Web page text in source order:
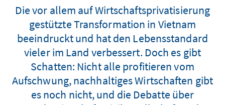
Die vor allem auf Wirtschaftsprivatisierung
gestützte Transformation in Vietnam
beeindruckt und hat den Lebensstandard
vieler im Land verbessert. Doch es gibt
Schatten: Nicht alle profitieren vom
Aufschwung, nachhaltiges Wirtschaften gibt
es noch nicht, und die Debatte über